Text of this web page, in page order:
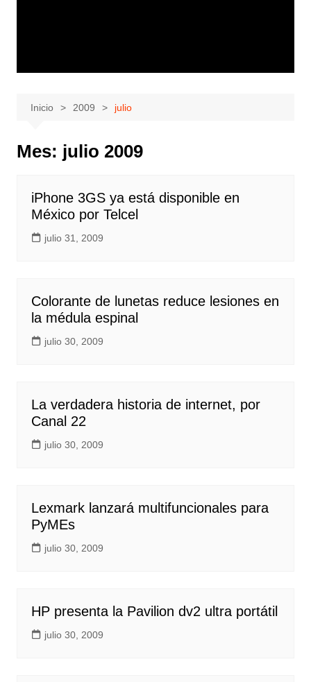
Inicio 2009 julio
Mes: julio 2009
iPhone 3GS ya está disponible en
México por Telcel
julio 31, 2009
Colorante de lunetas reduce lesiones en
la médula espinal
julio 30, 2009
La verdadera historia de internet, por
Canal 22
julio 30, 2009
Lexmark lanzará multifuncionales para
PyMEs
julio 30, 2009
HP presenta la Pavilion dv2 ultra portátil
julio 30, 2009